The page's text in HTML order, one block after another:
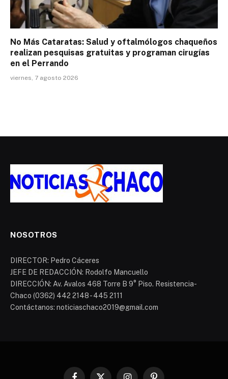
No Más Cataratas: Salud y oftalmólogos chaqueños
realizan pesquisas gratuitas y programan cirugías
en el Perrando
viernes, 7 agosto 2026
NOSOTROS
DIRECTOR: Pedro Cáceres
JEFE DE REDACCIÓN: Rodolfo Mancuello
DIRECCIÓN: Av. Avalos 468 Torre B 9° Piso. Resistencia-
Chaco (0362) 442 2148 - 445 2111
Contáctanos: noticiaschaco2019@gmail.com